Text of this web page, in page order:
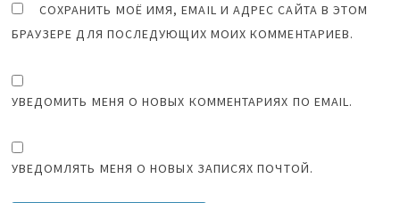
СОХРАНИТЬ МОЁ ИМЯ, EMAIL И АДРЕС САЙТА В ЭТОМ
БРАУЗЕРЕ ДЛЯ ПОСЛЕДУЮЩИХ МОИХ КОММЕНТАРИЕВ.
УВЕДОМИТЬ МЕНЯ О НОВЫХ КОММЕНТАРИЯХ ПО EMAIL.
УВЕДОМЛЯТЬ МЕНЯ О НОВЫХ ЗАПИСЯХ ПОЧТОЙ.